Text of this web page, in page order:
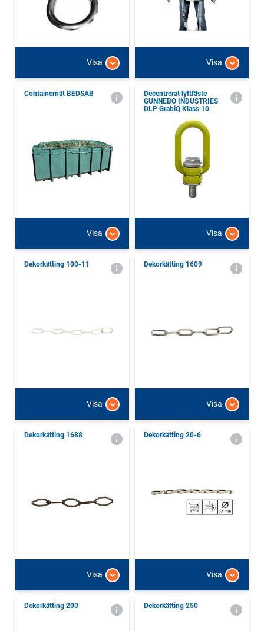
Visa Visa
Containernät BEDSAB
Visa
Decentrerat lyftfäste
GUNNEBO INDUSTRIES
DLP GrabiQ Klass 10
Visa
Dekorkätting 100-11
Visa
Dekorkätting 1609
Visa
Dekorkätting 1688
Visa
Dekorkätting 20-6
Visa
Dekorkätting 200 Dekorkätting 250